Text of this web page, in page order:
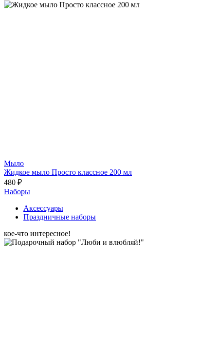
Мыло
Жидкое мыло Просто классное 200 мл
480 ₽
Наборы
Аксессуары
Праздничные наборы
кое-что интересное!